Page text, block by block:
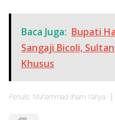
Baca Juga: Bupati
Sangaji Bicoli,
Khusus
Penulis: Muhammad Ilham Yahya